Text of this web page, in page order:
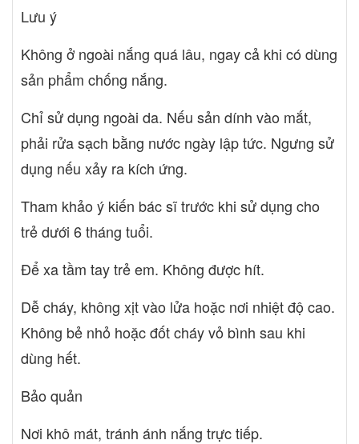
Lưu ý
Không ở ngoài nắng quá lâu, ngay cả khi có dùng
sản phẩm chống nắng.
Chỉ sử dụng ngoài da. Nếu sản dính vào mắt,
phải rửa sạch bằng nước ngày lập tức. Ngưng sử
dụng nếu xảy ra kích ứng.
Tham khảo ý kiến bác sĩ trước khi sử dụng cho
trẻ dưới 6 tháng tuổi.
Để xa tầm tay trẻ em. Không được hít.
Dễ cháy, không xịt vào lửa hoặc nơi nhiệt độ cao.
Không bẻ nhỏ hoặc đốt cháy vỏ bình sau khi
dùng hết.
Bảo quản
Nơi khô mát, tránh ánh nắng trực tiếp.